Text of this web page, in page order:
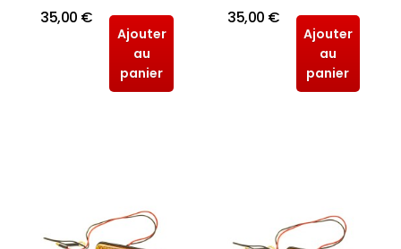
35,00 €
Ajouter
au
panier
35,00 €
Ajouter
au
panier